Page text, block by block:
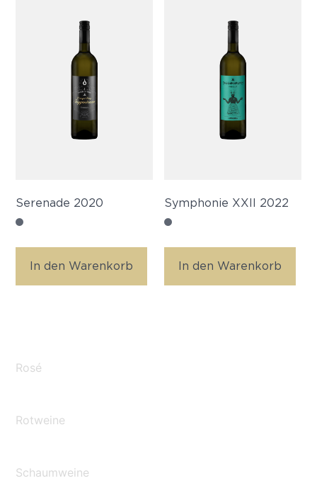
Rosé
Rotweine
Schaumweine
Serenade 2020
In den Warenkorb
Symphonie XXII 2022
In den Warenkorb